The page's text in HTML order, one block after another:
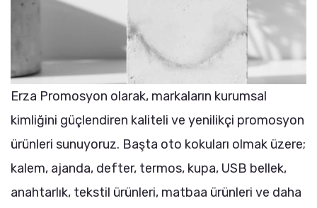
Erza Promosyon olarak, markaların kurumsal
kimliğini güçlendiren kaliteli ve yenilikçi promosyon
ürünleri sunuyoruz. Başta oto kokuları olmak üzere;
kalem, ajanda, defter, termos, kupa, USB bellek,
anahtarlık, tekstil ürünleri, matbaa ürünleri ve daha